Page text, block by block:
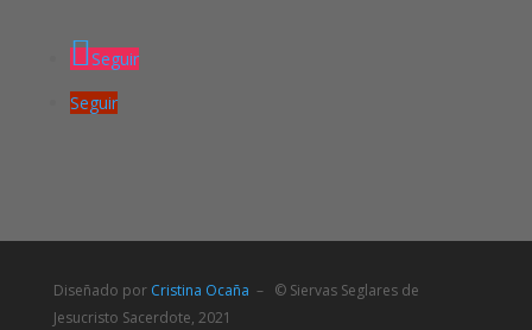
Seguir
Seguir
Diseñado por Cristina Ocaña – © Siervas Seglares de
Jesucristo Sacerdote, 2021